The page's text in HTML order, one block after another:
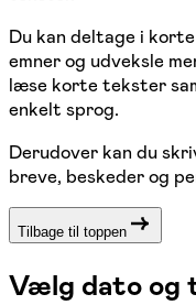
Du kan deltage i
emner og udveksle
læse korte tekster
enkelt sprog.
Derudover kan du
breve, beskeder og
Tilbage til toppen
Vælg dato og